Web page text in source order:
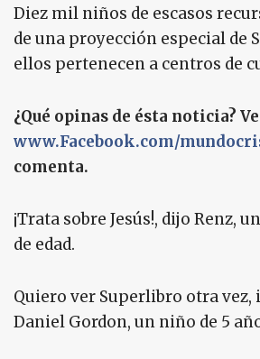
Diez mil niños de escasos
de una proyección especial de
ellos pertenecen a centros de
¿Qué opinas de ésta noticia?
www.Facebook.com/
comenta.
¡Trata sobre Jesús!, dijo Renz,
de edad.
Quiero ver Superlibro otra
Daniel Gordon, un niño de 5